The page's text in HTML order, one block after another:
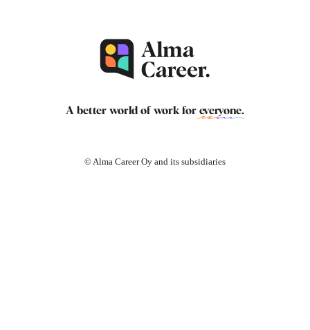
A better world of work for everyone.
© Alma Career Oy and its subsidiaries